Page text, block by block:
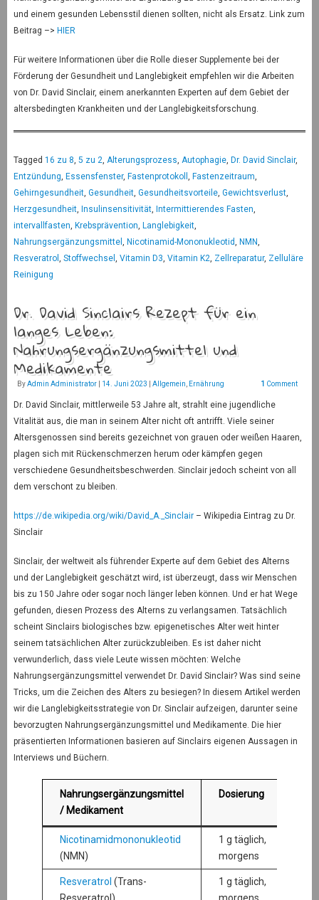
und einem gesunden Lebensstil dienen sollten, nicht als Ersatz. Link zum
Beitrag –> HIER
Für weitere Informationen über die Rolle dieser Supplemente bei der
Förderung der Gesundheit und Langlebigkeit empfehlen wir die Arbeiten
von Dr. David Sinclair, einem anerkannten Experten auf dem Gebiet der
altersbedingten Krankheiten und der Langlebigkeitsforschung.
Tagged 16 zu 8, 5 zu 2, Alterungsprozess, Autophagie, Dr. David Sinclair,
Entzündung, Essensfenster, Fastenprotokoll , Fastenzeitraum,
Gehirngesundheit, Gesundheit, Gesundheitsvorteile, Gewichtsverlust,
Herzgesundheit, Insulinsensitivität, Intermittierendes Fasten,
intervallfasten, Krebsprävention, Langlebigkeit,
Nahrungsergänzungsmittel , Nicotinamid-Mononukleotid, NMN,
Resveratrol , Stoffwechsel , Vitamin D3, Vitamin K2, Zellreparatur, Zelluläre
Reinigung
Dr. David Sinclairs Rezept für ein
langes Leben:
Nahrungsergänzungsmittel und
Medikamente
ByAdmin Administrator 14. Juni 2023 Allgemein Ernährung 1 Comment
Dr. David Sinclair, mittlerweile 53 Jahre alt, strahlt eine jugendliche
Vitalität aus, die man in seinem Alter nicht oft antrifft. Viele seiner
Altersgenossen sind bereits gezeichnet von grauen oder weißen Haaren,
plagen sich mit Rückenschmerzen herum oder kämpfen gegen
verschiedene Gesundheitsbeschwerden. Sinclair jedoch scheint von all
dem verschont zu bleiben.
https://de.wikipedia.org/wiki/David_A._Sinclair– Wikipedia Eintrag zu Dr.
Sinclair
Sinclair, der weltweit als führender Experte auf dem Gebiet des Alterns
und der Langlebigkeit geschätzt wird, ist überzeugt, dass wir Menschen
bis zu 150 Jahre oder sogar noch länger leben können. Und er hat Wege
gefunden, diesen Prozess des Alterns zu verlangsamen. Tatsächlich
scheint Sinclairs biologisches bzw. epigenetisches Alter weit hinter
seinem tatsächlichen Alter zurückzubleiben. Es ist daher nicht
verwunderlich, dass viele Leute wissen möchten: Welche
Nahrungsergänzungsmittel verwendet Dr. David Sinclair? Was sind seine
Tricks, um die Zeichen des Alters zu besiegen? In diesem Artikel werden
wir die Langlebigkeitsstrategie von Dr. Sinclair aufzeigen, darunter seine
bevorzugten Nahrungsergänzungsmittel und Medikamente. Die hier
präsentierten Informationen basieren auf Sinclairs eigenen Aussagen in
Interviews und Büchern.
Nahrungsergänzungsmittel
/ Medikament
Dosierung
Nicotinamidmononukleotid
(NMN)
1 g täglich,
morgens
Resveratrol (Trans-
1 g täglich,